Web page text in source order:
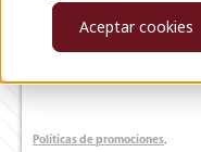
Aceptar cookies
ver este webinar.
Políticas de promociones.